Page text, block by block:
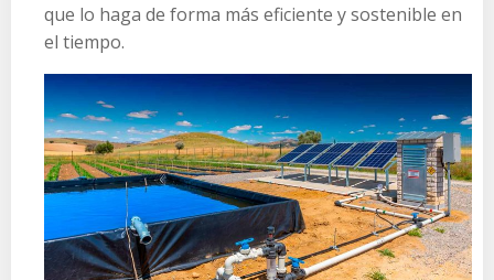
que lo haga de forma más eficiente y sostenible en
el tiempo.